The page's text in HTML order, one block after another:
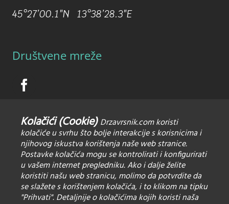
45°27’00.1″N 13°38’28.3″E
Društvene mreže
Pravila privatnosti
Zaštita osobnih podataka
Kolačići (Cookie)Drzavrsnik.com koristi
kolačiće u svrhu što bolje interakcije s korisnicima i
njihovog iskustva korištenja naše web stranice.
Postavke kolačića mogu se kontrolirati i konfigurirati
u vašem internet pregledniku. Ako i dalje želite
koristiti našu web stranicu, molimo da potvrdite da
se slažete s korištenjem kolačića, i to klikom na tipku
"Prihvati". Detaljnije o kolačićima kojih koristi naša